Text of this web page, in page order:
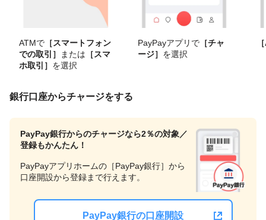
ATMで ［スマートフォン
での取引］
または ［スマ
ホ取引］ を選択
PayPayアプリで ［チャ
ージ］ を選択
銀行口座からチャージをする
PayPay銀行からのチャージなら2％の対象／
登録もかんたん！
PayPayアプリホームの［PayPay銀行］から
口座開設から登録まで行えます。
PayPay銀行の口座開設